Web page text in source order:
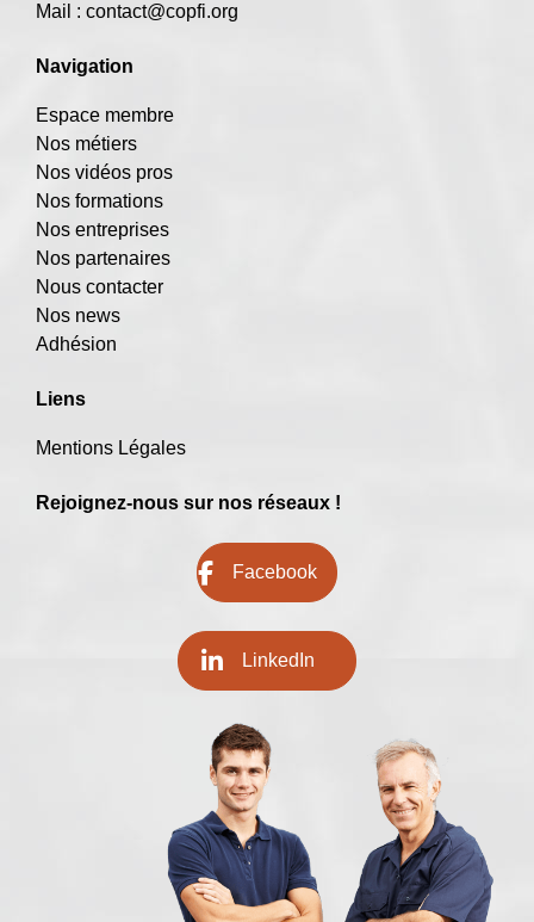
Mail : contact@copfi.org
Navigation
Espace membre
Nos métiers
Nos vidéos pros
Nos formations
Nos entreprises
Nos partenaires
Nous contacter
Nos news
Adhésion
Liens
Mentions Légales
Rejoignez-nous sur nos réseaux !
Facebook
LinkedIn